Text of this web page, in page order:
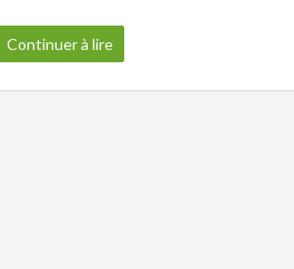
Continuer à lire